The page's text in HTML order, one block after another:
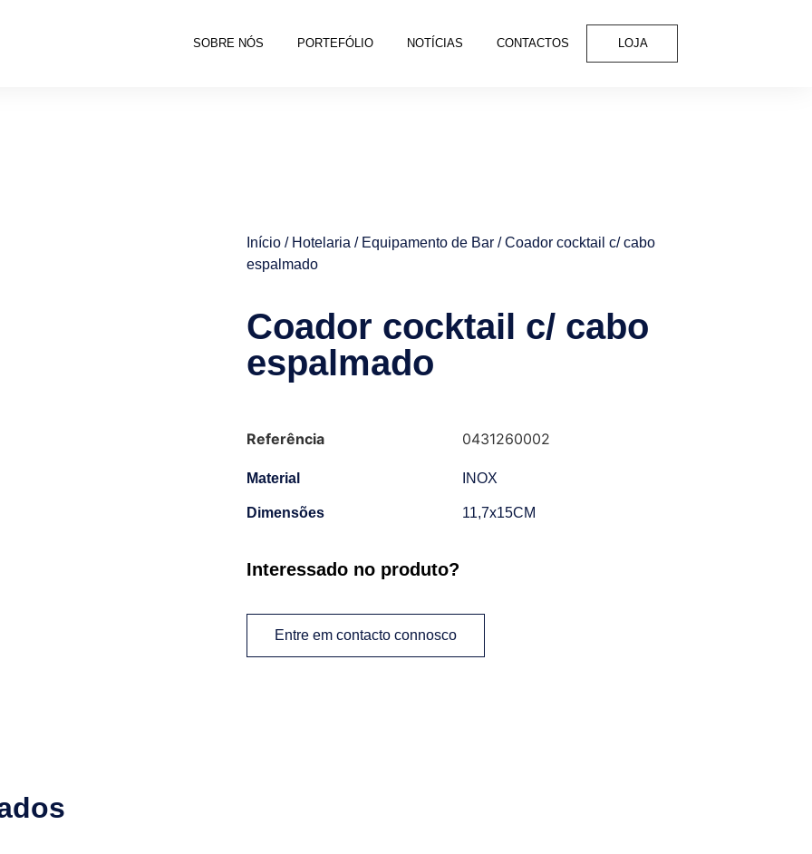
SOBRE NÓS PORTEFÓLIO NOTÍCIAS CONTACTOS LOJA
Início / Hotelaria / Equipamento de Bar / Coador cocktail c/ cabo
espalmado
Coador cocktail c/ cabo
espalmado
Referência 0431260002
Material INOX
Dimensões 11,7x15CM
Interessado no produto?
Entre em contacto connosco